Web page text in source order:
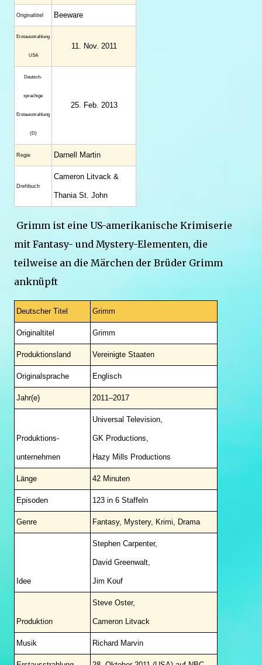
Original­titel Beeware
Erstaus­strahlung
USA
11. Nov. 2011
Deutsch­
sprachige
Erstaus­strahlung
(D)
25. Feb. 2013
Regie Darnell Martin
Drehbuch
Cameron Litvack &
Thania St. John
Grimm ist eine US-amerikanische Krimiserie
mit Fantasy- und Mystery-Elementen, die
teilweise an die Märchen der Brüder Grimm
anknüpft
Deutscher Titel Grimm
Originaltitel Grimm
Produktionsland Vereinigte Staaten
Originalsprache Englisch
Jahr(e) 2011–2017
Produktions-
unternehmen
Universal Television,
GK Productions,
Hazy Mills Productions
Länge 42 Minuten
Episoden 123 in 6 Staffeln
Genre Fantasy, Mystery, Krimi, Drama
Idee
Stephen Carpenter,
David Greenwalt,
Jim Kouf
Produktion
Steve Oster,
Cameron Litvack
Musik Richard Marvin